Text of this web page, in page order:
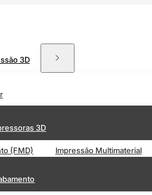
3D
3D
(FMD) Impressão Multimaterial